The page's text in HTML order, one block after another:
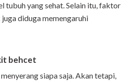
tubuh yang sehat. Selain itu, faktor
diduga memengaruhi
behcet
siapa saja. Akan tetapi,